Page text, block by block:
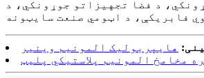
د فضا تجهیزاتو جوړونکي، د
فابریکې، د اټومي صنعت سایټونه
هایپربولیک المونیم وینیر
مخامخ المونیم پلاستيکي پلیټ